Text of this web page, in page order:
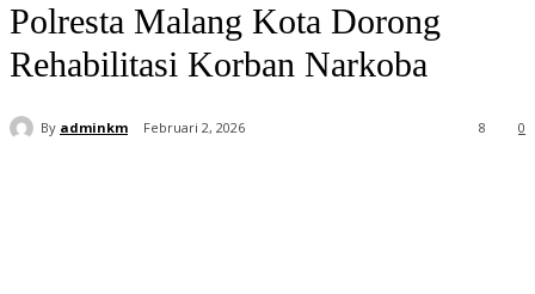
Polresta Malang Kota Dorong
Rehabilitasi Korban Narkoba
By adminkm Februari 2, 2026 0
8